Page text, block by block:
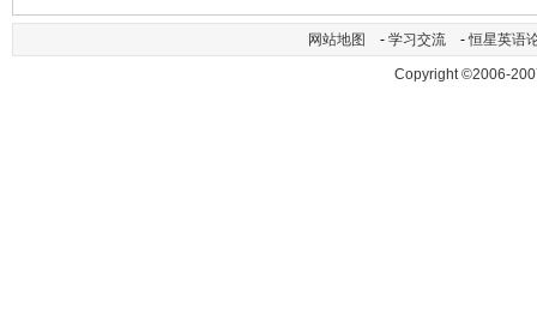
网站地图 - 学习交流 -恒星英语
Copyright ©2006-